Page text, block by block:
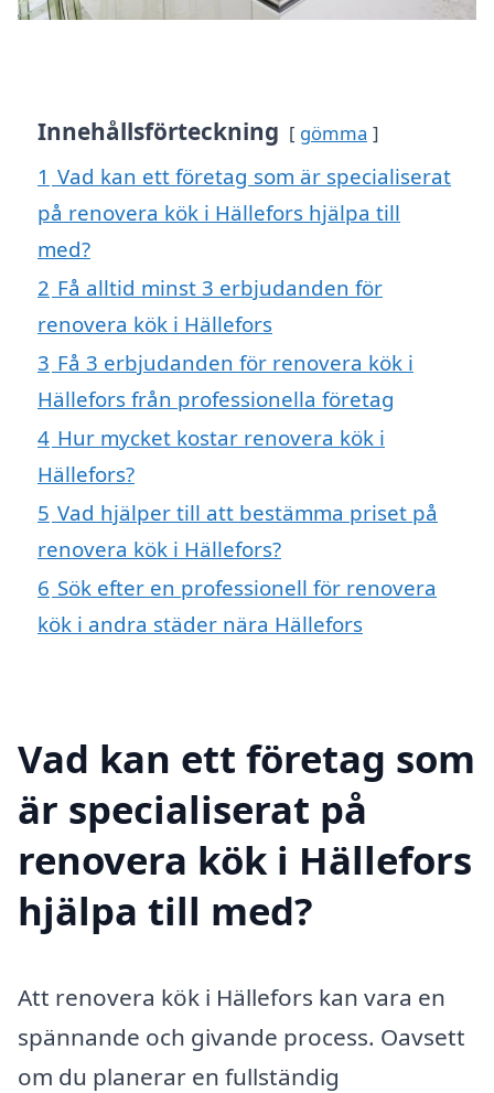
Innehållsförteckning gömma
1 Vad kan ett företag som är specialiserat
på renovera kök i Hällefors hjälpa till
med?
2 Få alltid minst 3 erbjudanden för
renovera kök i Hällefors
3 Få 3 erbjudanden för renovera kök i
Hällefors från professionella företag
4 Hur mycket kostar renovera kök i
Hällefors?
5 Vad hjälper till att bestämma priset på
renovera kök i Hällefors?
6 Sök efter en professionell för renovera
kök i andra städer nära Hällefors
Vad kan ett företag som
är specialiserat på
renovera kök i Hällefors
hjälpa till med?
Att renovera kök i Hällefors kan vara en
spännande och givande process. Oavsett
om du planerar en fullständig